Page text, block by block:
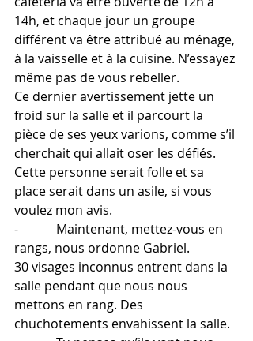
14h, et chaque jour un groupe
différent va être attribué au ménage,
à la vaisselle et à la cuisine. N’essayez
même pas de vous rebeller.
Ce dernier avertissement jette un
froid sur la salle et il parcourt la
pièce de ses yeux varions, comme s’il
cherchait qui allait oser les défiés.
Cette personne serait folle et sa
place serait dans un asile, si vous
voulez mon avis.
-            Maintenant, mettez-vous en
rangs, nous ordonne Gabriel.
30 visages inconnus entrent dans la
salle pendant que nous nous
mettons en rang. Des
chuchotements envahissent la salle.